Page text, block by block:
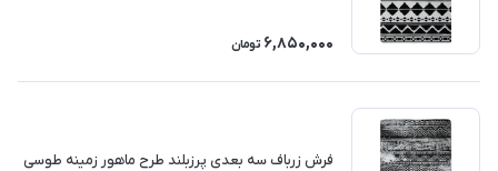
6,850,000 تومان
فرش زرباف سه بعدی پرزبلند طرح ماهور زمینه طوسی